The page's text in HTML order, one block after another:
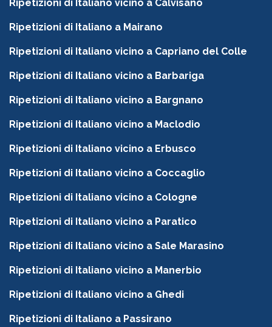
Ripetizioni di Italiano vicino a Calvisano
Ripetizioni di Italiano a Mairano
Ripetizioni di Italiano vicino a Capriano del Colle
Ripetizioni di Italiano vicino a Barbariga
Ripetizioni di Italiano vicino a Bargnano
Ripetizioni di Italiano vicino a Maclodio
Ripetizioni di Italiano vicino a Erbusco
Ripetizioni di Italiano vicino a Coccaglio
Ripetizioni di Italiano vicino a Cologne
Ripetizioni di Italiano vicino a Paratico
Ripetizioni di Italiano vicino a Sale Marasino
Ripetizioni di Italiano vicino a Manerbio
Ripetizioni di Italiano vicino a Ghedi
Ripetizioni di Italiano a Passirano